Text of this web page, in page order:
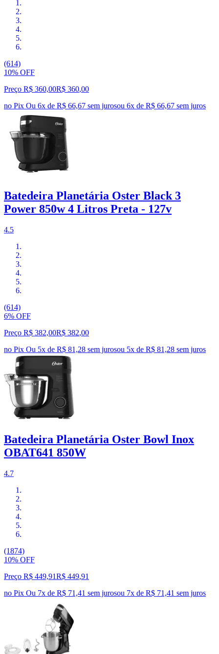
(614)
10% OFF
Preço R$ 360,00R$ 360,00
no Pix Ou 6x de R$ 66,67 sem jurosou 6x de R$ 66,67 sem juros
Batedeira Planetária Oster Black 3
Power 850w 4 Litros Preta - 127v
4.5
(614)
6% OFF
Preço R$ 382,00R$ 382,00
no Pix Ou 5x de R$ 81,28 sem jurosou 5x de R$ 81,28 sem juros
Batedeira Planetária Oster Bowl Inox
OBAT641 850W
4.7
(1874)
10% OFF
Preço R$ 449,91R$ 449,91
no Pix Ou 7x de R$ 71,41 sem jurosou 7x de R$ 71,41 sem juros